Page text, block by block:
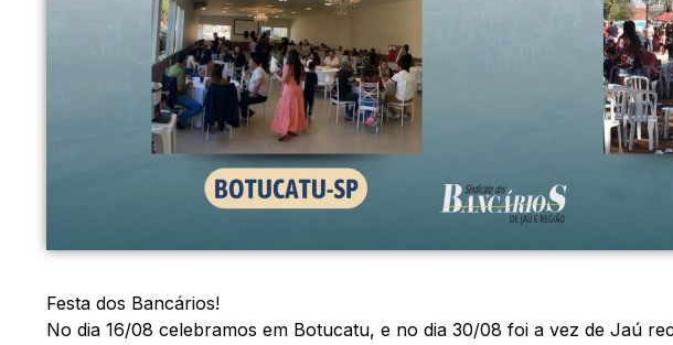
Festa dos Bancários!
No dia 16/08 celebramos em Botucatu, e no dia 30/08 foi a vez de Jaú